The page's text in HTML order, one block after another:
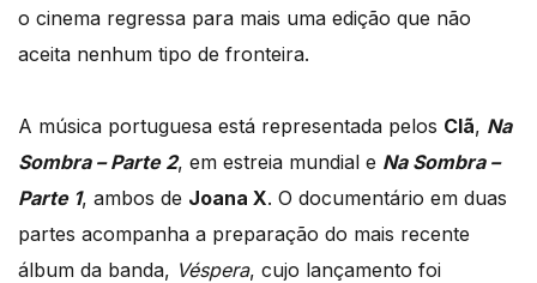
o cinema regressa para mais uma edição que não
aceita nenhum tipo de fronteira.
A música portuguesa está representada pelos Clã, Na
Sombra – Parte 2, em estreia mundial e Na Sombra –
Parte 1, ambos de Joana X. O documentário em duas
partes acompanha a preparação do mais recente
álbum da banda, Véspera, cujo lançamento foi